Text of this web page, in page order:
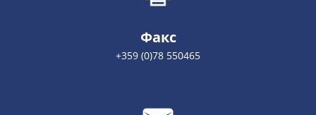
Факс
+359 (0)78 550465